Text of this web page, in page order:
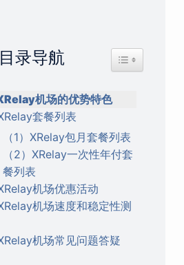
录导航 Toggle Table
机场的优势特色
套餐列表
（1）XRelay包月套餐列表
（2）XRelay一次性年付套
餐列表
机场优惠活动
机场速度和稳定性测
机场常见问题答疑